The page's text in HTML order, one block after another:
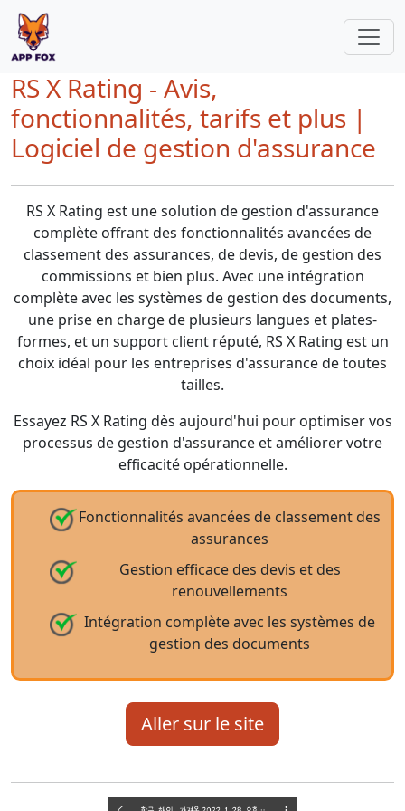
RS X Rating - Avis,
fonctionnalités, tarifs et plus |
Logiciel de gestion d'assurance
RS X Rating est une solution de gestion d'assurance
complète offrant des fonctionnalités avancées de
classement des assurances, de devis, de gestion des
commissions et bien plus. Avec une intégration
complète avec les systèmes de gestion des documents,
une prise en charge de plusieurs langues et plates-
formes, et un support client réputé, RS X Rating est un
choix idéal pour les entreprises d'assurance de toutes
tailles.
Essayez RS X Rating dès aujourd'hui pour optimiser vos
processus de gestion d'assurance et améliorer votre
efficacité opérationnelle.
Fonctionnalités avancées de classement des
assurances
Gestion efficace des devis et des
renouvellements
Intégration complète avec les systèmes de
gestion des documents
Aller sur le site